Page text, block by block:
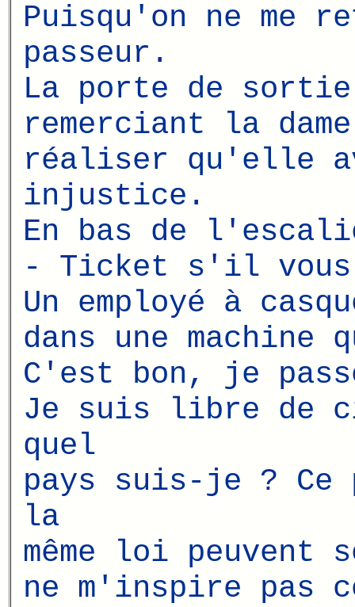
Puisqu'on ne me
passeur.
La porte de
remerciant la
réaliser qu'elle
injustice.
En bas de
- Ticket s'il
Un employé à
dans une
C'est bon, je
Je suis libre de
quel
pays suis-je ? Ce
la
même loi peuvent
ne m'inspire pas